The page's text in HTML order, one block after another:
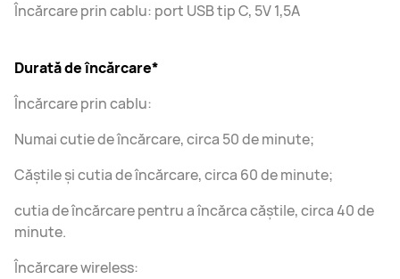
Încărcare prin cablu: port USB tip C, 5V 1,5A
Durată de încărcare*
Încărcare prin cablu:
Numai cutie de încărcare, circa 50 de minute;
Căștile și cutia de încărcare, circa 60 de minute;
cutia de încărcare pentru a încărca căștile, circa 40 de
minute.
Încărcare wireless: